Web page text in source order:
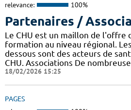
relevance: 100%
Partenaires /
Le CHU est un maillon de l'offre
formation au niveau régional.
dessous sont des acteurs de
CHU. Associations De
18/02/2026 15:25
PAGES